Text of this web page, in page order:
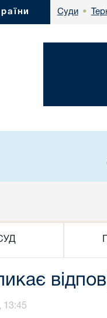
Суди •
13:45